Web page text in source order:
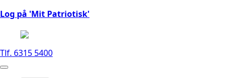
Log på 'Mit Patriotisk'
Tlf. 6315 5400